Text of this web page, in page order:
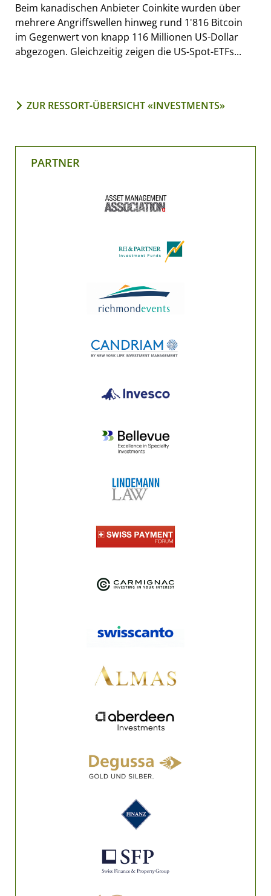
Beim kanadischen Anbieter Coinkite wurden über
mehrere Angriffswellen hinweg rund 1'816 Bitcoin
im Gegenwert von knapp 116 Millionen US-Dollar
abgezogen. Gleichzeitig zeigen die US-Spot-ETFs...
ZUR RESSORT-ÜBERSICHT «INVESTMENTS»
PARTNER